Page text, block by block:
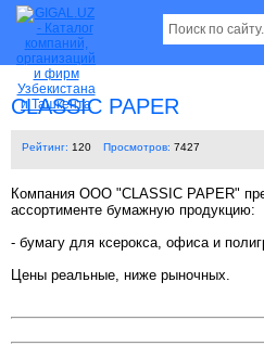
CLASSIC PAPER
Рейтинг: 120 Просмотров: 7427
Компания OOO "CLASSIC PAPER"
ассортименте бумажную продукцию:
- бумагу для ксерокса, офиса и
Цены реальные, ниже рыночных.